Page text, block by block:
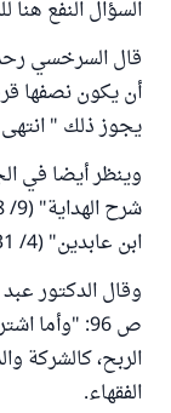
السؤال النفع هنا
قال السرخسي
أن يكون نصفها
يجوز ذلك " انتهى
وينظر أيضا في
ابن عابدين" (4/ 331).
وقال الدكتور عبد
ص 96:
الربح، كالشركة
الفقهاء.